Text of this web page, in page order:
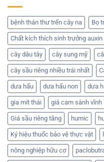
bệnh thán thư trến cây na Bọ
Chất kích thích sinh trưởng auxin
cây dâu tây cây sung mỹ
cây sầu riêng nhiều trái nhất
dưa hấu dưa hấu non dưa
gia mít thái giá cam sành vĩnh
Giá sầu riêng tăng humic
Ký hiệu thuốc bảo vệ thực vật
nông nghiệp hữu cơ